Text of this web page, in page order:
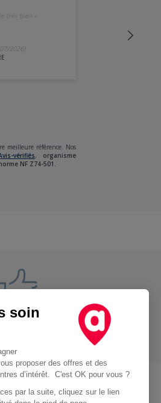
très bien
2026)
meilleure référence. Nos
vérifiés, organisme
NF Z74-501.
soin
proposer des offres et des
d’intérêt. C'est OK pour vous ?
par la suite, cliquez sur le lien